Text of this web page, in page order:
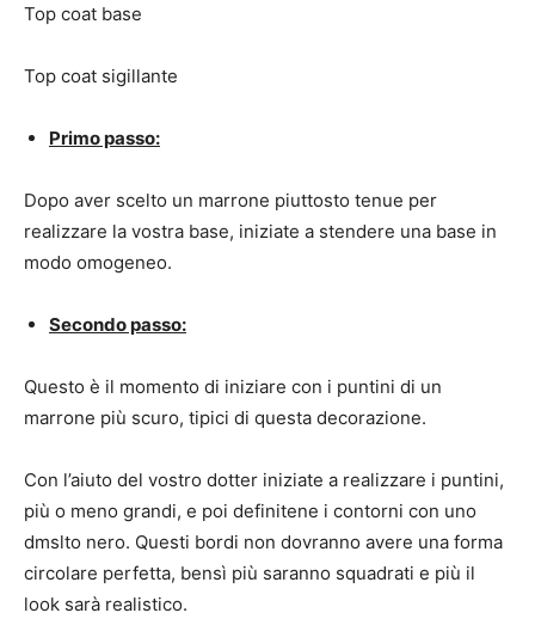
Top coat base
Top coat sigillante
Primo passo:
Dopo aver scelto un marrone piuttosto tenue per
realizzare la vostra base, iniziate a stendere una base in
modo omogeneo.
Secondo passo:
Questo è il momento di iniziare con i puntini di un
marrone più scuro, tipici di questa decorazione.
Con l’aiuto del vostro dotter iniziate a realizzare i puntini,
più o meno grandi, e poi definitene i contorni con uno
dmslto nero. Questi bordi non dovranno avere una forma
circolare perfetta, bensì più saranno squadrati e più il
look sarà realistico.